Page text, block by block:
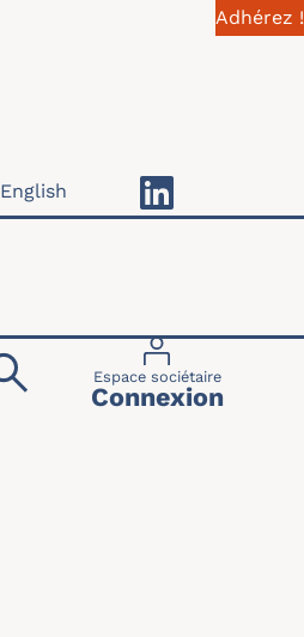
Adhérez !
Menu du
Espace sociétaire
Connexion
English